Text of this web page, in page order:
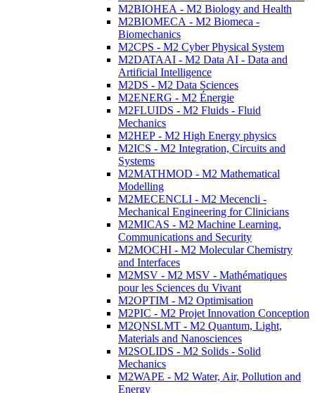
M2BIOHEA - M2 Biology and Health
M2BIOMECA - M2 Biomeca -
Biomechanics
M2CPS - M2 Cyber Physical System
M2DATAAI - M2 Data AI - Data and
Artificial Intelligence
M2DS - M2 Data Sciences
M2ENERG - M2 Énergie
M2FLUIDS - M2 Fluids - Fluid
Mechanics
M2HEP - M2 High Energy physics
M2ICS - M2 Integration, Circuits and
Systems
M2MATHMOD - M2 Mathematical
Modelling
M2MECENCLI - M2 Mecencli -
Mechanical Engineering for Clinicians
M2MICAS - M2 Machine Learning,
Communications and Security
M2MOCHI - M2 Molecular Chemistry
and Interfaces
M2MSV - M2 MSV - Mathématiques
pour les Sciences du Vivant
M2OPTIM - M2 Optimisation
M2PIC - M2 Projet Innovation Conception
M2QNSLMT - M2 Quantum, Light,
Materials and Nanosciences
M2SOLIDS - M2 Solids - Solid
Mechanics
M2WAPE - M2 Water, Air, Pollution and
Energy